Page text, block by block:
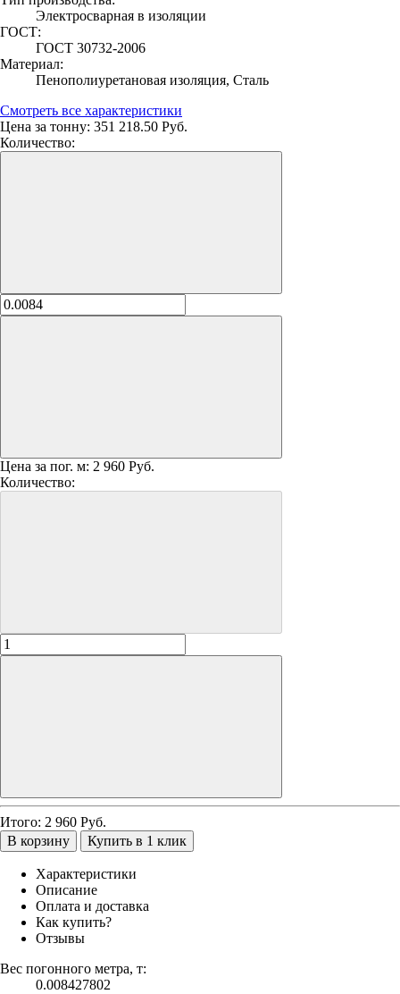
Электросварная в изоляции
ГОСТ:
ГОСТ 30732-2006
Материал:
Пенополиуретановая изоляция, Сталь
Смотреть все характеристики
Цена за тонну: 351 218.50 Руб.
Количество:
Цена за пог. м: 2 960 Руб.
Количество:
Итого: 2 960 Руб.
В корзину
Купить в 1 клик
Характеристики
Описание
Оплата и доставка
Как купить?
Отзывы
Вес погонного метра, т:
0.008427802